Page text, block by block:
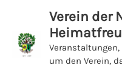
springen
Verein der
um den Verein,